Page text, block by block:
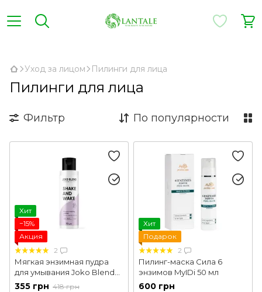
Уход за лицом Пилинги для лица
Пилинги для лица
Фильтр По популярности
Хит
−15%
Акция
2
Мягкая энзимная пудра
для умывания Joko Blend
70 г
355 грн 418 грн
Хит
Подарок
2
Пилинг-маска Сила 6
энзимов MyIDi 50 мл
600 грн